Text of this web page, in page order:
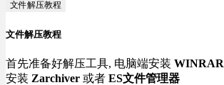
文件解压教程
文件解压教程
首先准备好解压工具, 电脑端安装 WINRAR
安装 Zarchiver 或者 ES文件管理器